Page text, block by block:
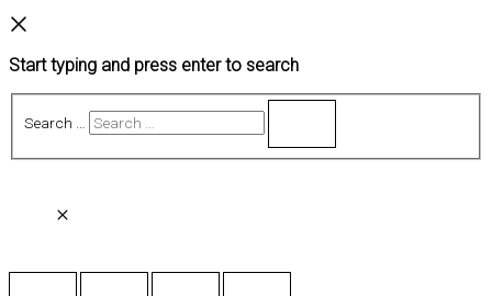
Start typing and press enter to search
Search …